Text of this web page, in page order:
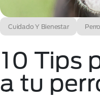
Cuidado Y Bienestar Perro
10 Tips
a tu